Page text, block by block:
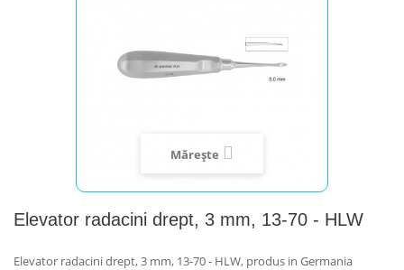
Mărește
Elevator radacini drept, 3 mm, 13-70 - HLW
Elevator radacini drept, 3 mm, 13-70 - HLW, produs in Germania